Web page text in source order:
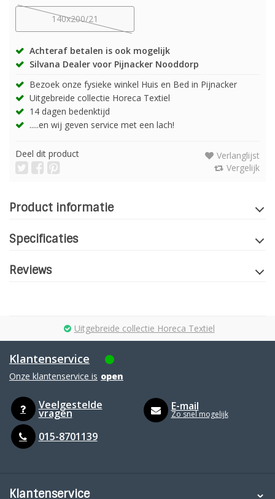
140x200/21
Achteraf betalen is ook mogelijk
Silvana Dealer voor Pijnacker Nooddorp
Bezoek onze fysieke winkel Huis en Bed in Pijnacker
Uitgebreide collectie Horeca Textiel
14 dagen bedenktijd
.....en wij geven service met een lach!
Deel dit product
Verlanglijst
Vergelijk
Product informatie
Specificaties
Reviews
Uitgebreide collectie Horeca Textiel
Klantenservice
Onze klantenservice is open
Veelgestelde
vragen
015-8701139
E-mail
Zo snel mogelijk
Klantenservice